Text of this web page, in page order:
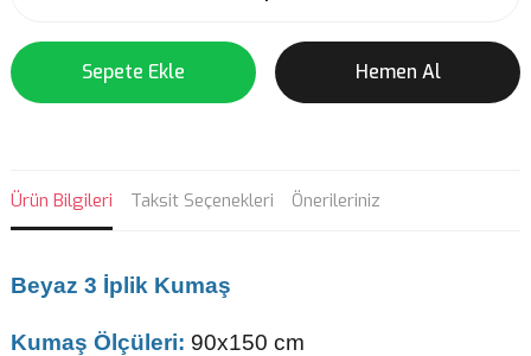
Sepete Ekle Hemen Al
Ürün Bilgileri Taksit Seçenekleri Önerileriniz
Beyaz 3 İplik Kumaş
Kumaş Ölçüleri: 90x150 cm